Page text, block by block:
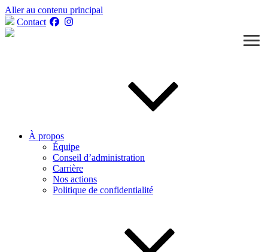
Aller au contenu principal
Contact
À propos
Équipe
Conseil d’administration
Carrière
Nos actions
Politique de confidentialité